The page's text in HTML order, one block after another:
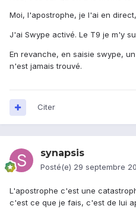
Moi, l'apostrophe, je l'ai en
J'ai Swype activé. Le T9 je m'y
En revanche, en saisie swype,
n'est jamais trouvé.
Citer
synapsis
Posté(e) 29 septembre
L'apostrophe c'est une
c'est ce que je fais, c'est de lui